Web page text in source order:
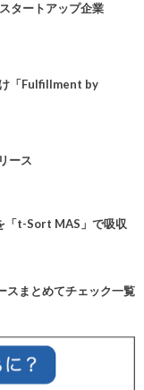
タートアップ企業
「Fulfillment by
ース
「t-Sort MAS」で吸収
スまとめてチェック一覧